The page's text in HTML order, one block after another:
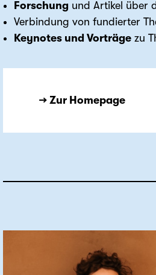
Forschung und Artikel über
Verbindung von fundierter
Keynotes und Vorträge zu
→ Zur Homepage